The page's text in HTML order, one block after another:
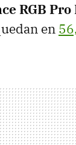
RGB Pro
en